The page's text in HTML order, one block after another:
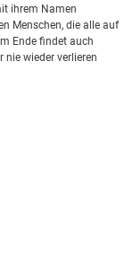
ihrem Namen
Menschen, die alle auf
Ende findet auch
nie wieder verlieren